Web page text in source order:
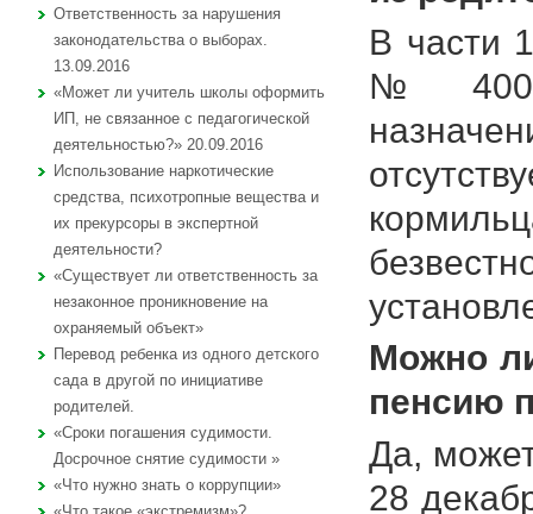
Ответственность за нарушения
законодательства о выборах.
13.09.2016
«Может ли учитель школы оформить
ИП, не связанное с педагогической
деятельностью?» 20.09.2016
Использование наркотические
средства, психотропные вещества и
их прекурсоры в экспертной
деятельности?
«Существует ли ответственность за
незаконное проникновение на
охраняемый объект»
Перевод ребенка из одного детского
сада в другой по инициативе
родителей.
«Сроки погашения судимости.
Досрочное снятие судимости »
«Что нужно знать о коррупции»
В части
№ 400-
Можно
пенсию
Да,
28